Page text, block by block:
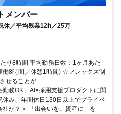
メンバー
休／平均残業12h／25万
り8時間 平均勤務日数：1ヶ月あた
働8時間／休憩1時間) ☆フレックス制
せることが...
務OK、AI×採用支援プロダクトに関
み、年間休日130日以上でプライベ
か？＞ 「出会いを、資産に」を